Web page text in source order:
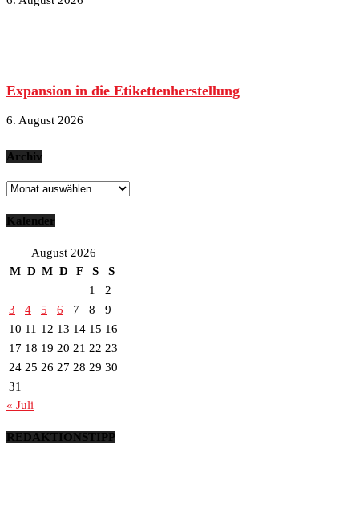
Expansion in die Etikettenherstellung
6. August 2026
Archiv
Archiv
Kalender
August 2026
M D M D F S
S
1
2
3
4 5 6 7 8
9
10 11 12 13 14 15 16
17 18 19 20 21 22 23
24 25 26 27 28 29 30
31
« Juli
REDAKTIONSTIPP